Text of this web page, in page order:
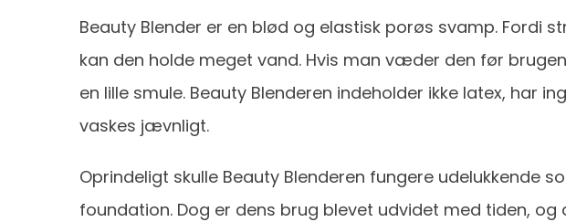
Beauty Blender er en blød og elastisk porøs svamp. Fordi
kan den holde meget vand. Hvis man væder den før
en lille smule. Beauty Blenderen indeholder ikke latex, har
vaskes jævnligt.
Oprindeligt skulle Beauty Blenderen fungere udelukkende
foundation. Dog er dens brug blevet udvidet med tiden,